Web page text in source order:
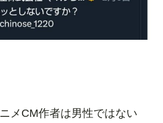
メCM作者は男性ではない